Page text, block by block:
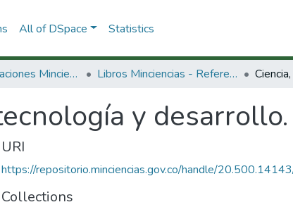
All of DSpace Statistics
3.2.2. Publicaciones Minciencias Libros Minciencias - Referenciales
y desarrollo.
URI
https://repositorio.minciencias.gov.co/handle/
Collections